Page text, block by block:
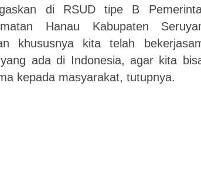
di RSUD tipe B
Hanau Kabupaten
khususnya kita telah
ada di Indonesia, agar kita
kepada masyarakat, tutupnya.